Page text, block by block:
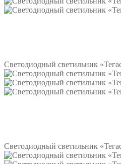
Светодиодный светильник
Светодиодный светильник